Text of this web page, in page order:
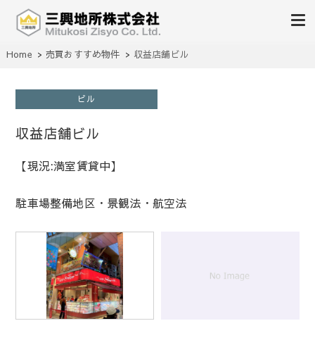
三興地所株式会社
不動産の売買、賃貸、仲介、管理
Home 売買おすすめ物件 収益店舗ビル
ビル
収益店舗ビル
【現況:満室賃貸中】
駐車場整備地区・景観法・航空法
1/